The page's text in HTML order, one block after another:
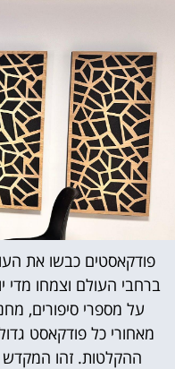
פודקאסטים כבשו את
ברחבי העולם וצמחו מדי
על מספרי סיפורים,
מאחורי כל פודקאסט
ההקלטות. זהו המקדש